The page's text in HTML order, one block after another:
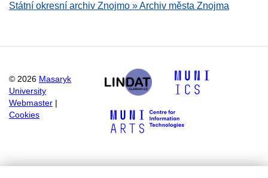
Státní okresní archiv Znojmo » Archiv města Znojma
© 2026 Masaryk
University
Webmaster
Cookies